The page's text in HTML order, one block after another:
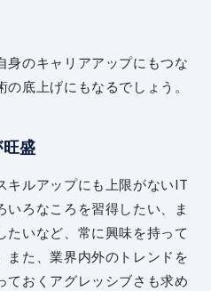
身のキャリアアップにもつな
底上げにもなるでしょう。
盛
キルアップにも上限がないIT
ろなころを習得したい、ま
たいなど、常に興味を持って
また、業界内外のトレンドを
ておくアグレッシブさも求め